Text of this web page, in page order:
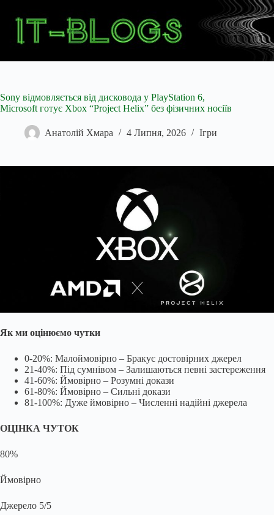
Sony відмовляється від дисковода у PlayStation 6,
Microsoft готує Xbox “Project Helix” без фізичних носіїв
Анатолій Хмара 4 Липня, 2026 Ігри
Як ми оцінюємо чутки
0-20%: Малоймовірно – Бракує достовірних джерел
21-40%: Під сумнівом – Залишаються певні застереження
41-60%: Ймовірно – Розумні докази
61-80%: Ймовірно – Сильні докази
81-100%: Дуже ймовірно – Численні надійні джерела
ОЦІНКА ЧУТОК
80%
Ймовірно
Джерело 5/5